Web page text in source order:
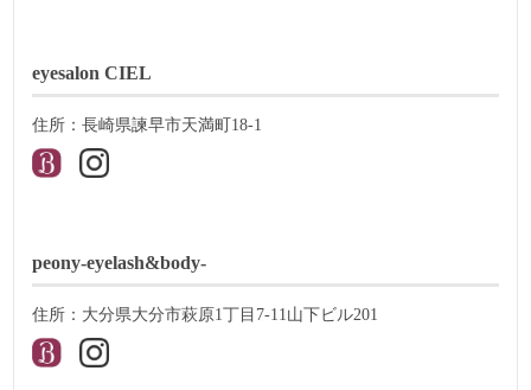
eyesalon CIEL
住所：長崎県諫早市天満町18-1
peony-eyelash&body-
住所：大分県大分市萩原1丁目7-11山下ビル201